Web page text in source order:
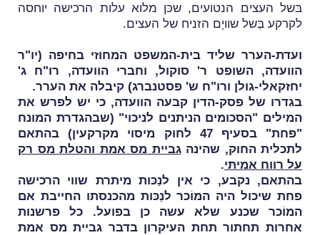
בּשל העצים הנטועים, שכּן מלוא עלות הרכישה יוחסה
לקרקע בְּשל שוויָם הזניח של העצים.
ועדת-הערר שליד בית-המשפט המחוזי בחיפה (יו"ר
הוועדה, השופט ר' סוקול, וחברי הוועדה, רו"ח ג'
יחזקאלי-גולן ורו"ח ש' פסטנברג) קיבלה את הערר.
בגדרו של פסק-הדין קבעה הוועדה, כי יש לפרש את
המילים "הסכומים הניתנים לניכוי" (שבהגדרת המונח
"פחת" בסעיף 47 לחוק מיסוי מקרקעין) בהתאם
לתכלית החוק, שהינהגביית מס אמת והטלת מס רק
על רווח אמיתי.
בהתאם, נקבע, כי אין לנַכּות מיתרת שווי הרכישה
פחת שיכול היה המוֹכר לנַכּות מהכנסתו החייבת אם
המוֹכר שכנע שלא עשה כן בפועל. כל פרשנות
אחרות תחתור תחת העיקרון בדבר גביית מס אמת